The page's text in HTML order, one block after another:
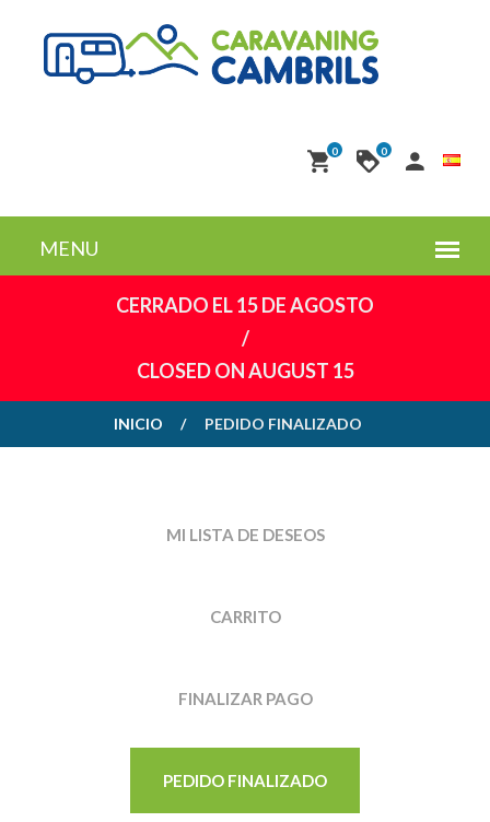
0 0
CERRADO EL 15 DE AGOSTO
/
CLOSED ON AUGUST 15
INICIO PEDIDO FINALIZADO
MI LISTA DE DESEOS
CARRITO
FINALIZAR PAGO
PEDIDO FINALIZADO